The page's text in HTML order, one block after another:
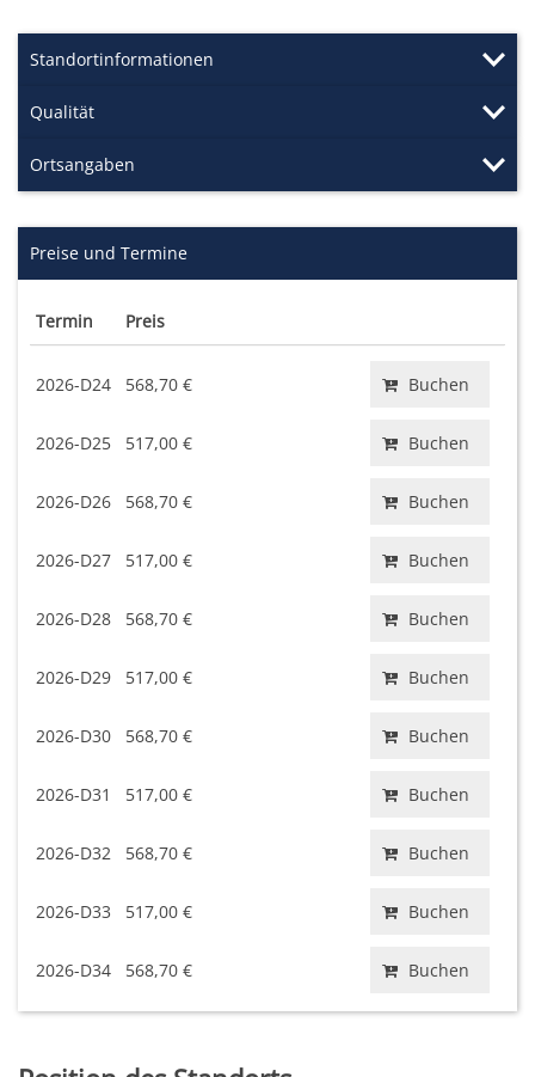
Standortinformationen
Qualität
Ortsangaben
Preise und Termine
Termin Preis
2026-D24 568,70 € Buchen
2026-D25 517,00 € Buchen
2026-D26 568,70 € Buchen
2026-D27 517,00 € Buchen
2026-D28 568,70 € Buchen
2026-D29 517,00 € Buchen
2026-D30 568,70 € Buchen
2026-D31 517,00 € Buchen
2026-D32 568,70 € Buchen
2026-D33 517,00 € Buchen
2026-D34 568,70 € Buchen